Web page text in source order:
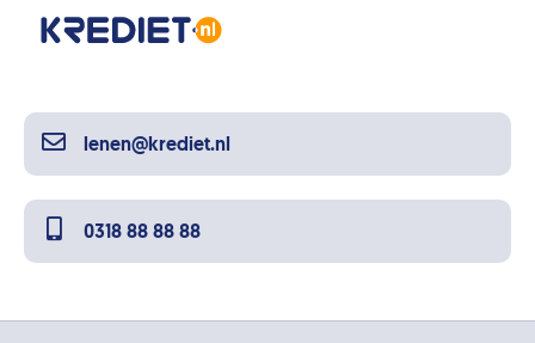
lenen@krediet.nl
0318 88 88 88